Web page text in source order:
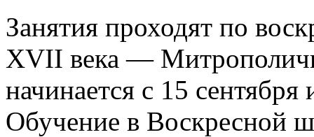
Занятия проходят по
XVII века —
начинается с 15 сентября
Обучение в Воскресной